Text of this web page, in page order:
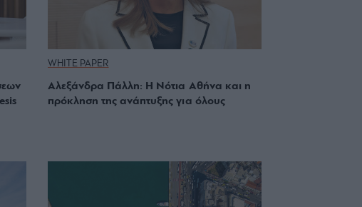
WHITE PAPER
Αλεξάνδρα Πάλλη: Η Νότια Αθήνα και η
πρόκληση της ανάπτυξης για όλους